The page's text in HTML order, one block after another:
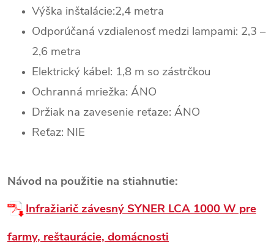
Výška inštalácie:2,4 metra
Odporúčaná vzdialenosť medzi lampami: 2,3 –
2,6 metra
Elektrický kábel: 1,8 m so zástrčkou
Ochranná mriežka: ÁNO
Držiak na zavesenie reťaze: ÁNO
Reťaz: NIE
Návod na použitie na stiahnutie:
Infražiarič závesný SYNER LCA 1000 W pre
farmy, reštaurácie, domácnosti